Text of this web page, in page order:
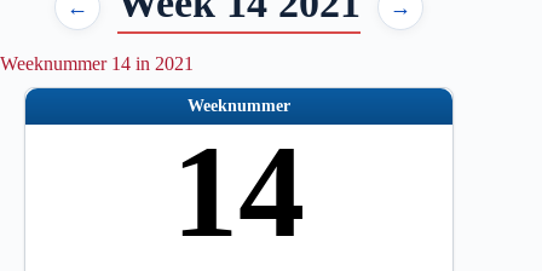
← →
Weeknummer 14 in 2021
Weeknummer
14